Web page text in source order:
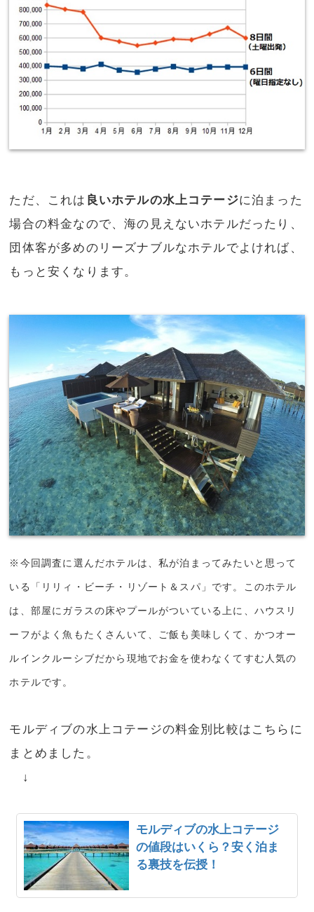
ただ、これは 良いホテルの水上コテージに泊まった
場合の料金なので、海の見えないホテルだったり、
団体客が多めのリーズナブルなホテルでよければ、
もっと安くなります。
※今回調査に選んだホテルは、私が泊まってみたいと思って
いる「リリィ・ビーチ・リゾート＆スパ」です。このホテル
は、部屋にガラスの床やプールがついている上に、ハウスリ
ーフがよく魚もたくさんいて、ご飯も美味しくて、かつオー
ルインクルーシブだから現地でお金を使わなくてすむ人気の
ホテルです。
モルディブの水上コテージの料金別比較はこちらに
まとめました。
↓
モルディブの水上コテージ
の値段はいくら？安く泊ま
る裏技を伝授！